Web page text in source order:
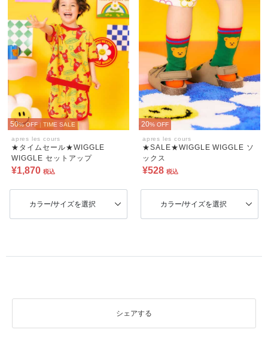
50% OFF | TIME SALE
apres les cours
★タイムセール★WIGGLE
WIGGLE セットアップ
¥1,870 税込
カラー/サイズを選択
20% OFF
apres les cours
★SALE★WIGGLE WIGGLE ソ
ックス
¥528 税込
カラー/サイズを選択
シェアする